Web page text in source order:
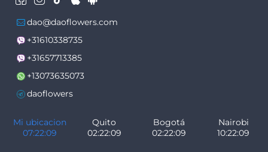
dao@daoflowers.com
+31610338735
+31657713385
+13073635073
daoflowers
Mi ubicacion
07:22:09
Quito
02:22:09
Bogotá
02:22:09
Nairobi
10:22:09